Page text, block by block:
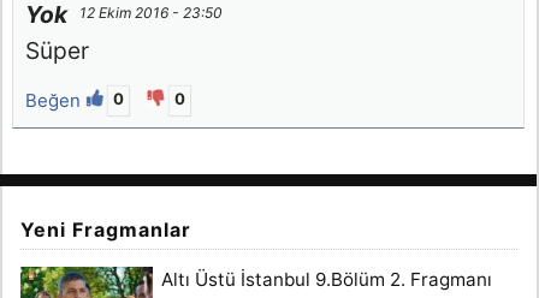
Yok 12 Ekim 2016 - 23:50
Süper
Beğen 0 0
Yeni Fragmanlar
Altı Üstü İstanbul 9.Bölüm 2. Fragmanı